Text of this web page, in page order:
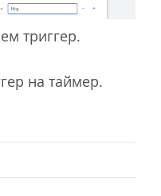
триггер.
на таймер.